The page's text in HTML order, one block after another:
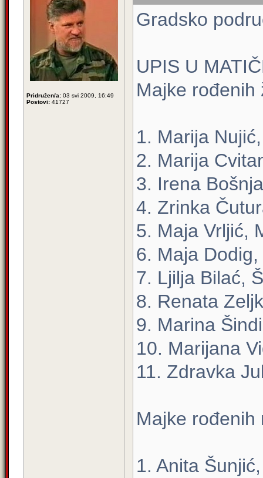
Pridružen/a: 03 svi 2009, 16:49
Postovi: 41727
Gradsko
UPIS U
Majke rođenih
1. Marija
2. Marija
3. Irena
4. Zrinka
5. Maja Vrljić,
6. Maja
7. Ljilja Bilać,
8. Renata
9. Marina
10. Marijana
11. Zdravka
Majke rođenih
1. Anita